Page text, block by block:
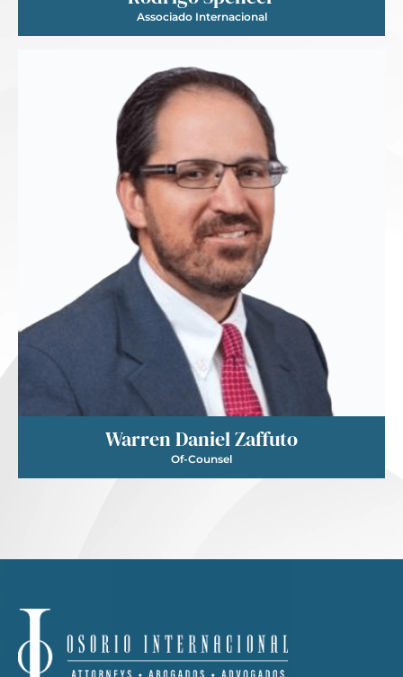
Associado Internacional
Warren Daniel Zaffuto
Of-Counsel